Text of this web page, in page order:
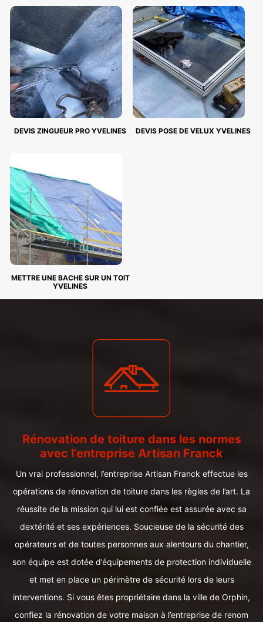
DEVIS ZINGUEUR PRO YVELINES DEVIS POSE DE VELUX YVELINES
METTRE UNE BACHE SUR UN TOIT
YVELINES
Rénovation de toiture dans les normes
avec l’entreprise Artisan Franck
Un vrai professionnel, l’entreprise Artisan Franck effectue les
opérations de rénovation de toiture dans les règles de l’art. La
réussite de la mission qui lui est confiée est assurée avec sa
dextérité et ses expériences. Soucieuse de la sécurité des
opérateurs et de toutes personnes aux alentours du chantier,
son équipe est dotée d’équipements de protection individuelle
et met en place un périmètre de sécurité lors de leurs
interventions. Si vous êtes propriétaire dans la ville de Orphin,
confiez la rénovation de votre maison à l’entreprise de renom